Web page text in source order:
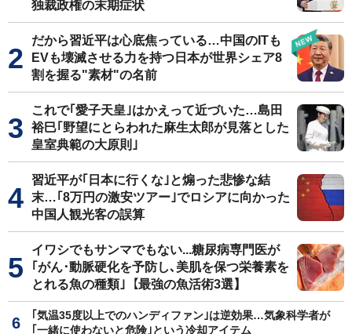
独裁政権の末期症状
だから習近平は心底焦っている…中国のITも
EVも壊滅させる力を持つ日本が世界シェア8
割を握る"素材"の名前
これで｢愛子天皇｣はかえって近づいた…島田
裕巳｢野望にとらわれた麻生太郎が見落とした
皇室典範の大原則｣
習近平が｢日本に行くな｣と煽った悲惨な結
末…｢8万円の激安ツアー｣でロシアに向かった
中国人観光客の誤算
イワシでもサンマでもない...糖尿病専門医が
｢がん･動脈硬化を予防し､美肌を保つ栄養素を
とれる魚の種類｣【最強の魚活術3選】
｢気温35度以上でのハンディファン｣は逆効果…気象科学者が
｢一緒に使わないと危険｣という冷却アイテム